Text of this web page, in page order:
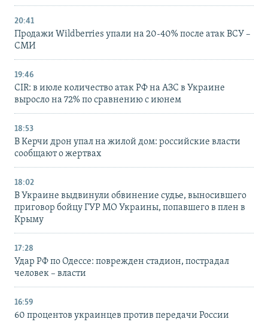
20:41
Продажи Wildberries упали на 20-40% после атак ВСУ –
СМИ
19:46
CIR: в июле количество атак РФ на АЗС в Украине
выросло на 72% по сравнению с июнем
18:53
В Керчи дрон упал на жилой дом: российские власти
сообщают о жертвах
18:02
В Украине выдвинули обвинение судье, выносившего
приговор бойцу ГУР МО Украины, попавшего в плен в
Крыму
17:28
Удар РФ по Одессе: поврежден стадион, пострадал
человек – власти
16:59
60 процентов украинцев против передачи России